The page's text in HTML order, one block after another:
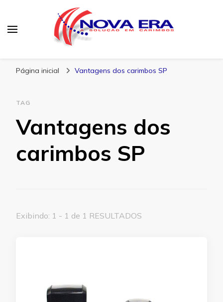
Página inicial Vantagens dos carimbos SP
TAG
Vantagens dos
carimbos SP
Exibindo: 1 - 1 de 1 RESULTADOS